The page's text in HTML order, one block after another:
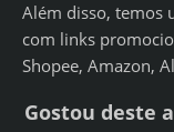
Além disso, temos
com links
Shopee, Amazon,
Gostou deste